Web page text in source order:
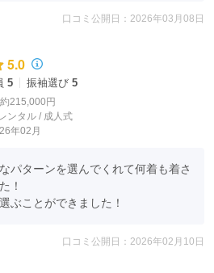
口コミ公開日：2026年03月08日
5.0
5 振袖選び 5
約215,000円
レンタル / 成人式
年02月
パターンを選んでくれて何着も着さ
！
ぶことができました！
口コミ公開日：2026年02月10日